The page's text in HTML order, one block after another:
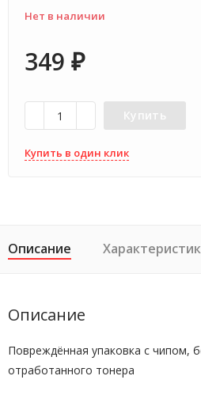
Нет в наличии
349 ₽
Купить
Купить в один клик
Описание
Описание
Повреждённая упаковка с чипом,
отработанного тонера